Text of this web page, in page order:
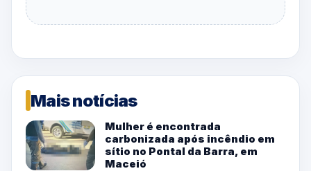
Mais notícias
Mulher é encontrada
carbonizada após incêndio em
sítio no Pontal da Barra, em
Maceió